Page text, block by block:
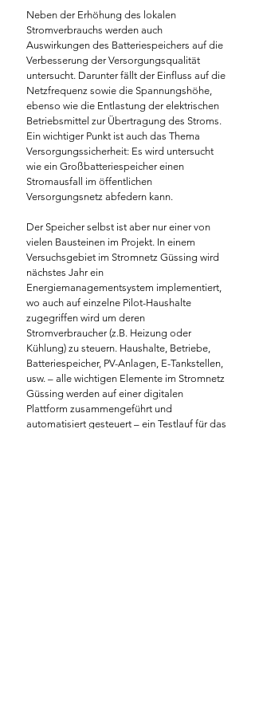
Neben der Erhöhung des lokalen
Stromverbrauchs werden auch
Auswirkungen des Batteriespeichers auf die
Verbesserung der Versorgungsqualität
untersucht. Darunter fällt der Einfluss auf die
Netzfrequenz sowie die Spannungshöhe,
ebenso wie die Entlastung der elektrischen
Betriebsmittel zur Übertragung des Stroms.
Ein wichtiger Punkt ist auch das Thema
Versorgungssicherheit: Es wird untersucht
wie ein Großbatteriespeicher einen
Stromausfall im öffentlichen
Versorgungsnetz abfedern kann.
Der Speicher selbst ist aber nur einer von
vielen Bausteinen im Projekt. In einem
Versuchsgebiet im Stromnetz Güssing wird
nächstes Jahr ein
Energiemanagementsystem implementiert,
wo auch auf einzelne Pilot-Haushalte
zugegriffen wird um deren
Stromverbraucher (z.B. Heizung oder
Kühlung) zu steuern. Haushalte, Betriebe,
Batteriespeicher, PV-Anlagen, E-Tankstellen,
usw. – alle wichtigen Elemente im Stromnetz
Güssing werden auf einer digitalen
Plattform zusammengeführt und
automatisiert gesteuert – ein Testlauf für das